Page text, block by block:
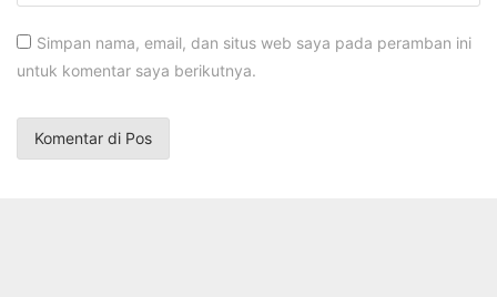
Simpan nama, email, dan situs web saya pada peramban ini
untuk komentar saya berikutnya.